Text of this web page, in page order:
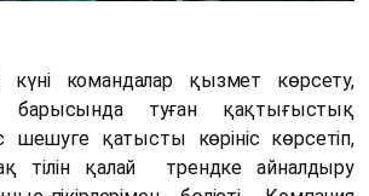
күні командалар қызмет көрсету,
туған қақтығыстық
қатысты көрініс көрсетіп,
тілін қалай трендке айналдыру